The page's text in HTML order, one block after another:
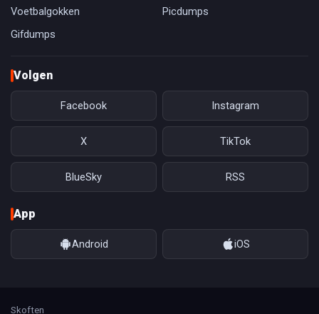
Voetbalgokken
Picdumps
Gifdumps
Volgen
Facebook Instagram
X TikTok
BlueSky RSS
App
Android iOS
Skoften